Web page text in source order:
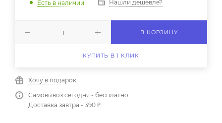
Есть в наличии Нашли дешевле?
В КОРЗИНУ
КУПИТЬ В 1 КЛИК
Хочу в подарок
Самовывоз сегодня - бесплатно
Доставка завтра - 390 ₽